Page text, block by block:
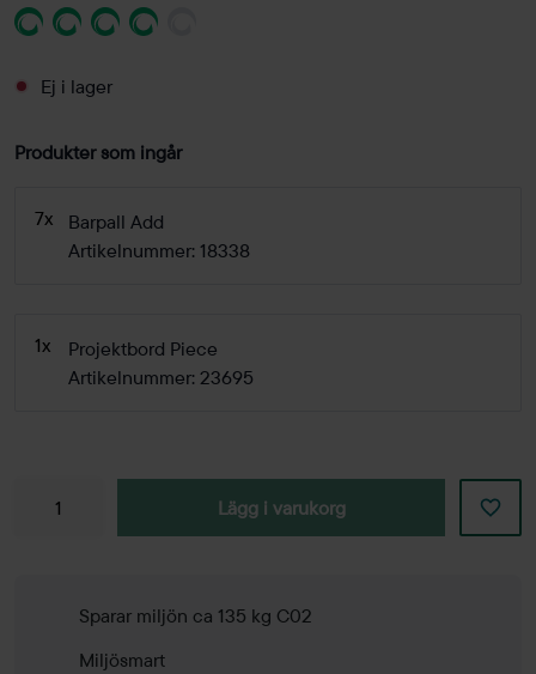
Ej i lager
Produkter som ingår
7x
Barpall Add
Artikelnummer: 18338
1x
Projektbord Piece
Artikelnummer: 23695
Lägg i varukorg
Sparar miljön ca 135 kg C02
Miljösmart